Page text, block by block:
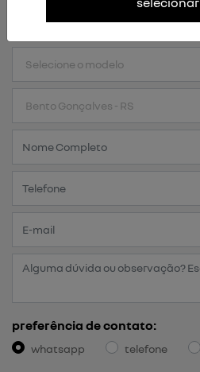
preferência de contato:
whatsapp telefone